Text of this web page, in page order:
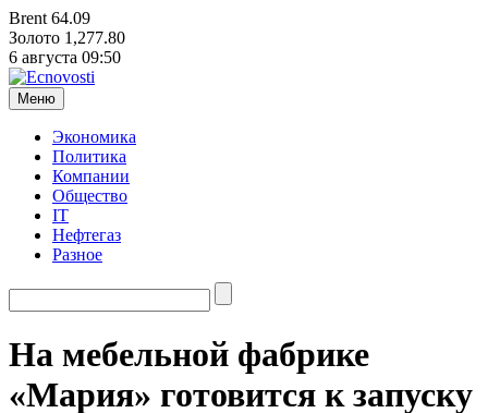
Brent 64.09
Золото 1,277.80
6 августа 09:50
Меню
Экономика
Политика
Компании
Общество
IT
Нефтегаз
Разное
На мебельной фабрике
«Мария» готовится к запуску